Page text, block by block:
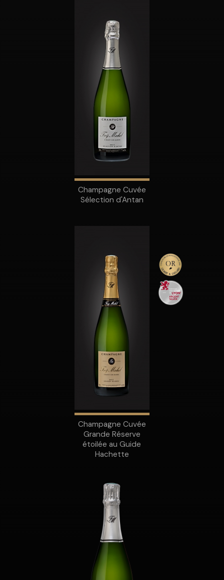
Champagne Cuvée
Sélection d'Antan
Champagne Cuvée
Grande Réserve
étoilée au Guide
Hachette